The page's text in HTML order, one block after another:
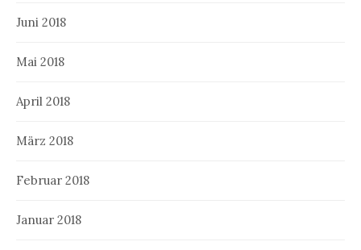
Juni 2018
Mai 2018
April 2018
März 2018
Februar 2018
Januar 2018